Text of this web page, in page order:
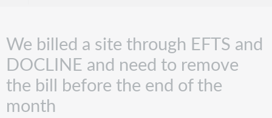
We billed a site through EFTS and
DOCLINE and need to remove
the bill before the end of the
month